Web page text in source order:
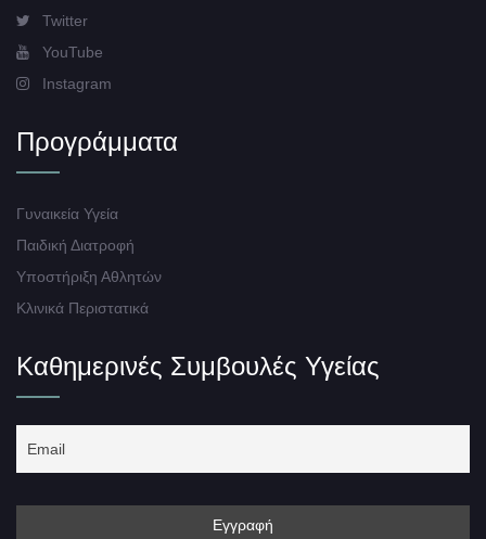
Twitter
YouTube
Instagram
Προγράμματα
Γυναικεία Υγεία
Παιδική Διατροφή
Υποστήριξη Αθλητών
Κλινικά Περιστατικά
Καθημερινές Συμβουλές Υγείας